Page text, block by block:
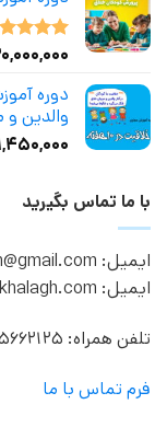
نمره
والدین
با ما تماس بگیرید
ایمیل: moalemekhalagh@gmail.com
ایمیل: info@moalemekhalagh.com
تلفن همراه: 09125662125
فرم تماس با ما